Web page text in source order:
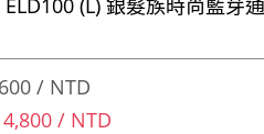
ELD100 (L) 銀髮族時尚藍芽
/ NTD
/ NTD